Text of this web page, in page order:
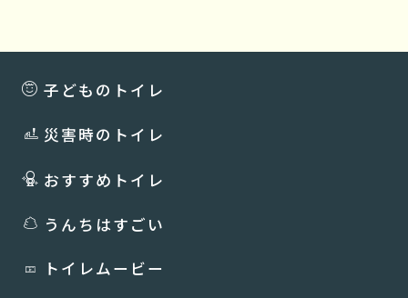
子どものトイレ
災害時のトイレ
おすすめトイレ
うんちはすごい
トイレムービー